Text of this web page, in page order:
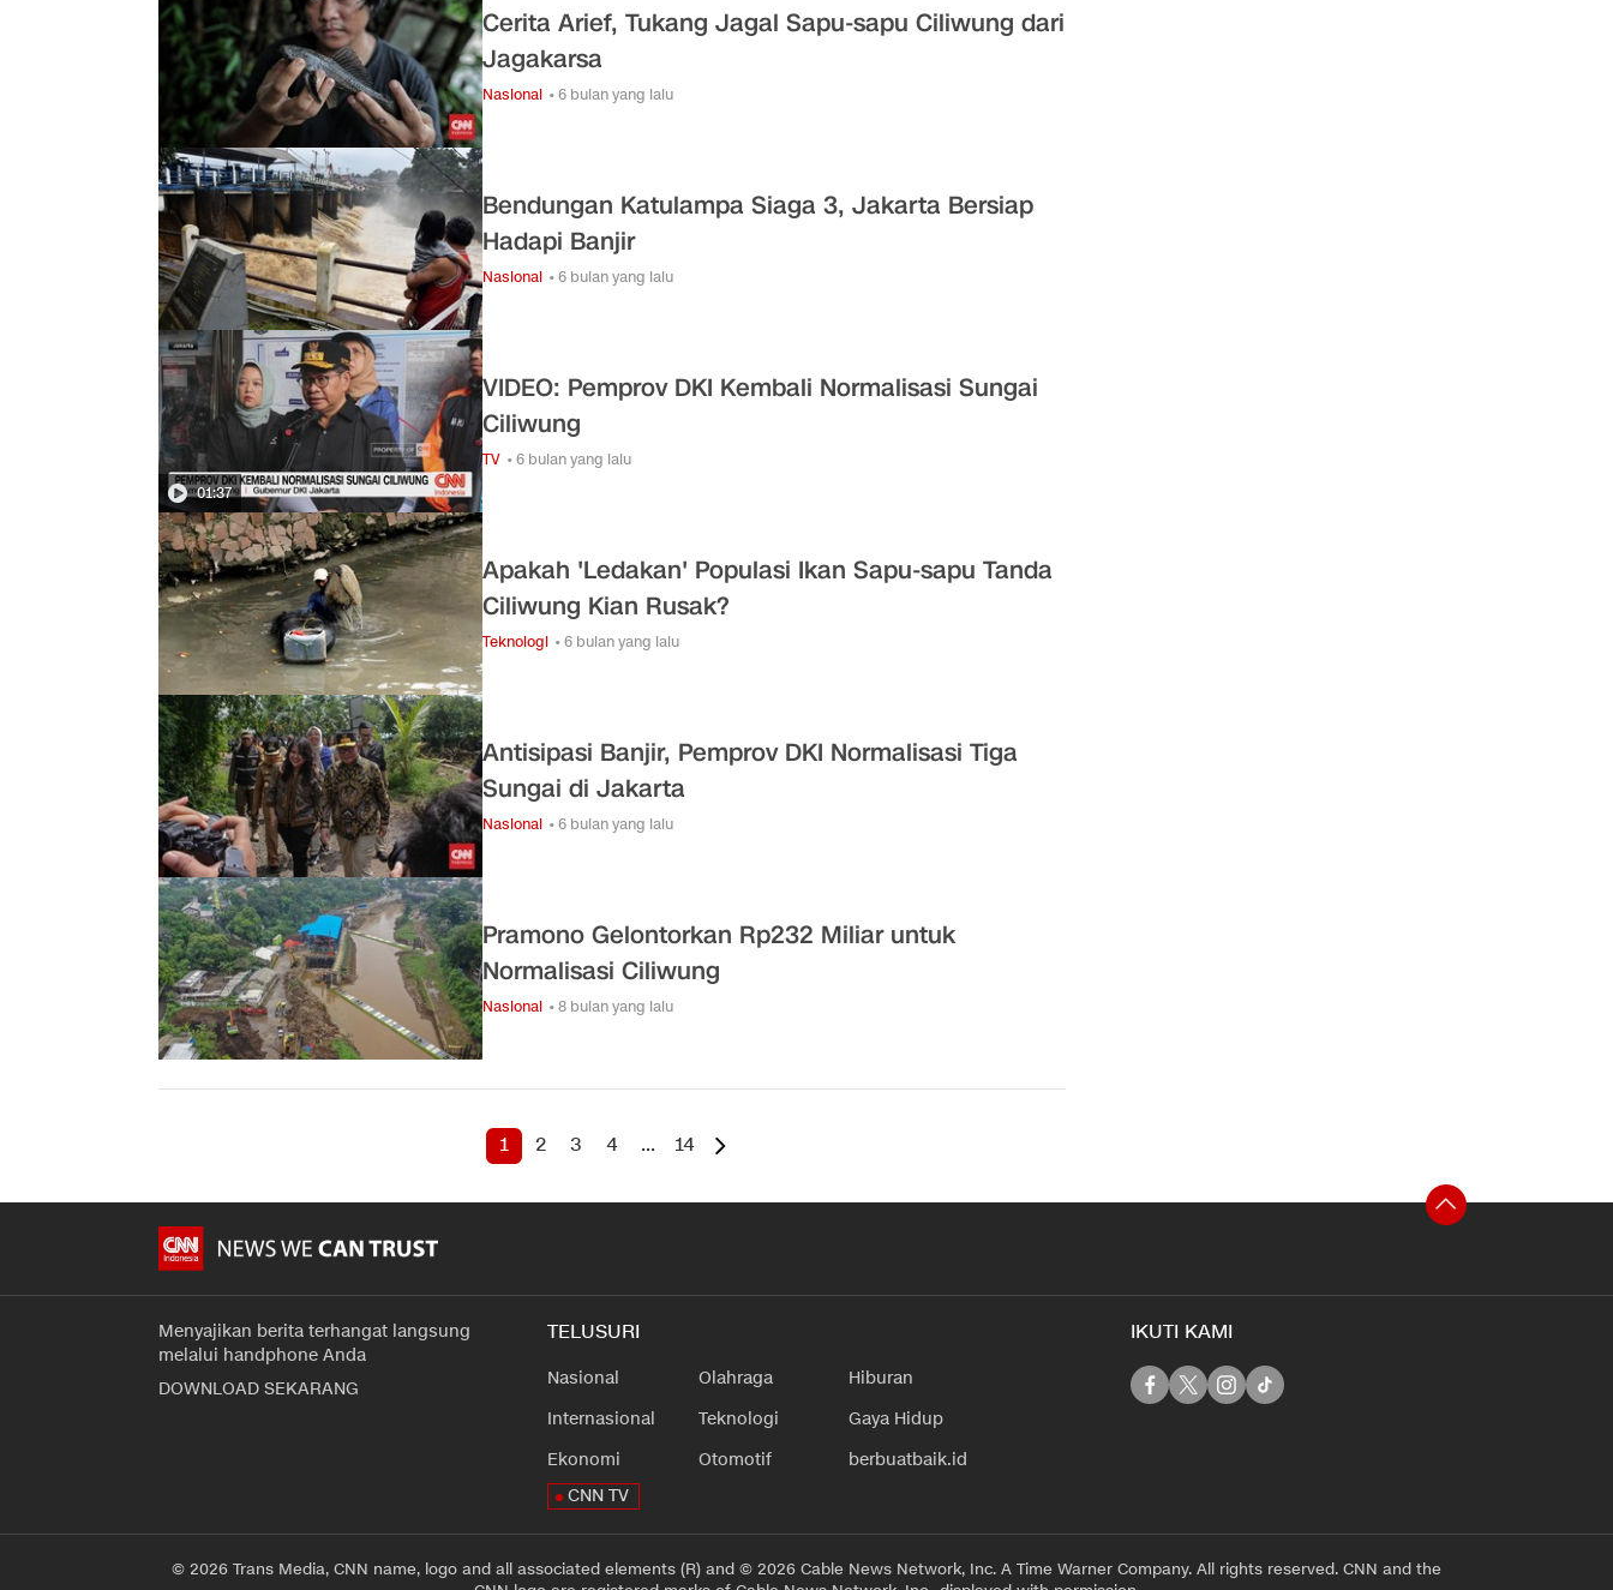
Cerita Arief, Tukang Jagal Sapu-sapu Ciliwung dari
Jagakarsa
Nasional • 6 bulan yang lalu
Bendungan Katulampa Siaga 3, Jakarta Bersiap
Hadapi Banjir
Nasional • 6 bulan yang lalu
01:37
VIDEO: Pemprov DKI Kembali Normalisasi Sungai
Ciliwung
TV • 6 bulan yang lalu
Apakah 'Ledakan' Populasi Ikan Sapu-sapu Tanda
Ciliwung Kian Rusak?
Teknologi • 6 bulan yang lalu
Antisipasi Banjir, Pemprov DKI Normalisasi Tiga
Sungai di Jakarta
Nasional • 6 bulan yang lalu
Pramono Gelontorkan Rp232 Miliar untuk
Normalisasi Ciliwung
Nasional • 8 bulan yang lalu
1 2 3 4 ... 14
Menyajikan berita terhangat langsung
melalui handphone Anda
DOWNLOAD SEKARANG
TELUSURI
Nasional
Internasional
Ekonomi
Olahraga
Teknologi
Otomotif
Hiburan
Gaya Hidup
berbuatbaik.id
CNN TV
IKUTI KAMI
© 2026 Trans Media, CNN name, logo and all associated elements (R) and © 2026 Cable News Network, Inc. A Time Warner Company. All rights reserved. CNN and the